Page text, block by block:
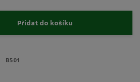
Přidat do košíku
B501